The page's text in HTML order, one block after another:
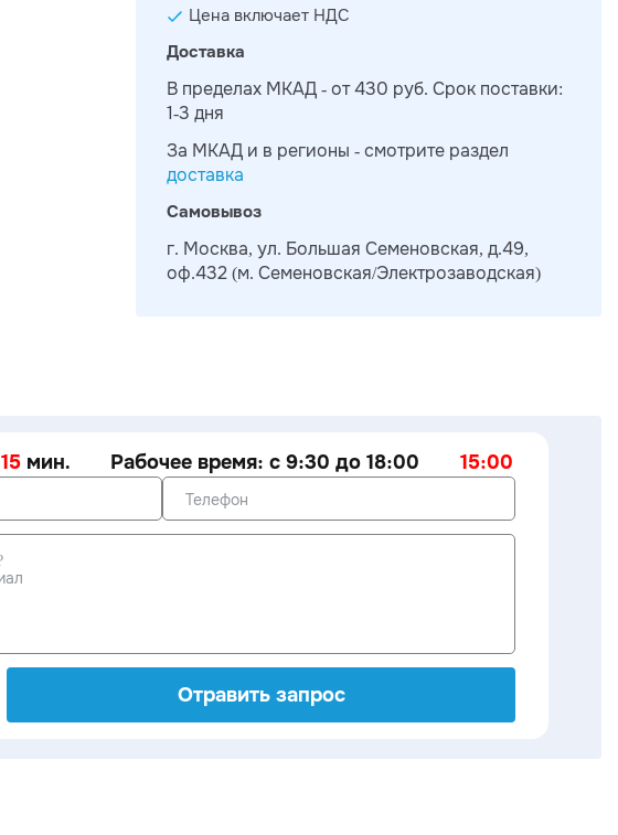
Цена включает НДС
Доставка
В пределах МКАД - от 430 руб. Срок поставки:
1-3 дня
За МКАД и в регионы - смотрите раздел
доставка
Самовывоз
г. Москва, ул. Большая Семеновская, д.49,
оф.432 (м. Семеновская/Электрозаводская)
15мин. Рабочее время: с 9:30 до 18:00 15:00
Отравить запрос